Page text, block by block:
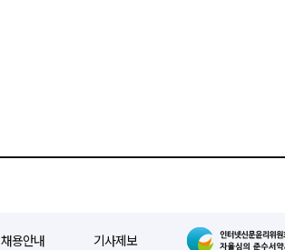
채용안내 기사제보